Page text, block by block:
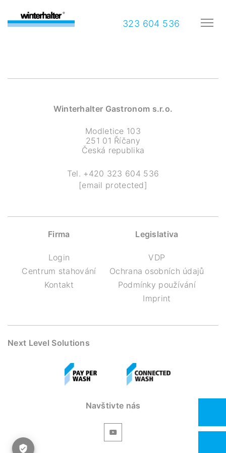
323 604 536
Winterhalter Gastronom s.r.o.
Modletice 103
251 01 Říčany
Česká republika
Tel. +420 323 604 536
[email protected]
Firma
Login
Centrum stahování
Kontakt
Legislativa
VDP
Ochrana osobních údajů
Podmínky používání
Imprint
Next Level Solutions
Navštivte nás